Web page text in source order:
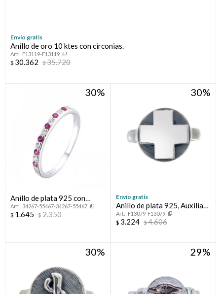
Envío gratis
Anillo de oro 10 ktes con circonias.
F13119-F13119
$ 30.362 $35.720
30
Anillo de plata 925 con
circonias, MEDIO SIN FIN.
34267-55467-34267-55467
$ 1.645 $2.350
30
Envío gratis
Anillo de plata 925, Auxiliar
de Enfermería.
F13079-F13079
$ 3.224 $4.606
30 29